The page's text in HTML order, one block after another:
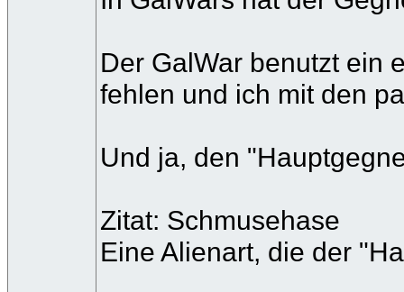
Der GalWar benutzt ein
fehlen und ich mit den
Und ja, den
Zitat: Schmusehase
Eine Alienart, die der